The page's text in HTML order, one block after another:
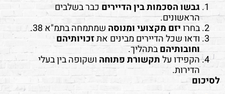
גבשו הסכמות בין הדייריםכבר בשלבים
הראשונים.
בחרויזם מקצועי ומנוסהשמתמחה בתמ"א 38.
ודאו שכל הדיירים מבינים אתזכויותיהם
וחובותיהםבתהליך.
הקפידו עלתקשורת פתוחהושקופה בין בעלי
הדירות.
לסיכום